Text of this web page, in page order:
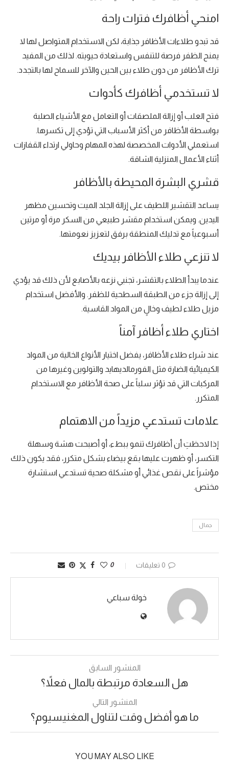
امنحي أظافرك فترات راحة
قد تبدو طلاءات الأظافر جذابة، لكن الاستخدام المتواصل لها لا
يمنح الظفر فرصة للتنفس واستعادة حيويته. لذلك من المفيد
ترك الأظافر من دون طلاء بين الحين والآخر للسماح لها بالتجدد.
لا تستخدمي أظافرك كأدوات
فتح العلب أو إزالة الملصقات أو التعامل مع الأشياء الصلبة
بواسطة الأظافر من أكثر الأسباب التي تؤدي إلى تكسرها.
استعملي الأدوات المخصصة لهذه المهام وحاولي ارتداء القفازات
أثناء الأعمال المنزلية الشاقة.
قشري البشرة المحيطة بالأظافر
يساعد التقشير اللطيف على إزالة الجلد الميت وتحسين مظهر
اليدين. ويمكن استخدام مقشر طبيعي من السكر مرة أو مرتين
أسبوعياً مع تدليك المنطقة برفق لتعزيز نعومتها.
لا تنزعي طلاء الأظافر بيديك
عندما يبدأ الطلاء بالتقشر، تجنبي نزعه بالأصابع لأن ذلك قد يؤدي
إلى إزالة جزء من الطبقة السطحية للظفر. والأفضل استخدام
مزيل طلاء لطيف وخالٍ من المواد القاسية.
اختاري طلاء أظافر آمناً
عند شراء طلاء الأظافر، يفضل اختيار الأنواع الخالية من المواد
الكيميائية الضارة مثل الفورمالديهايد والتولوين وغيرها من
المركبات التي قد تؤثر سلباً على صحة الأظافر مع الاستخدام
المتكرر.
علامات تستدعي مزيداً من الاهتمام
إذا لاحظتِ أن أظافرك تنمو ببطء، أو أصبحت هشة وسهلة
التكسر، أو ظهرت عليها بقع بيضاء بشكل متكرر، فقد يكون ذلك
مؤشراً على نقص غذائي أو مشكلة صحية تستدعي استشارة
مختص.
جمال
0 تعليقات 0
خولة سباعي
المنشور السابق
هل السعادة مرتبطة بالمال فعلاً؟
المنشور التالي
ما هو أفضل وقت لتناول المغنيسيوم؟
YOU MAY ALSO LIKE